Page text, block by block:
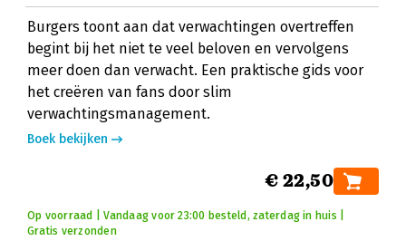
Burgers toont aan dat verwachtingen overtreffen
begint bij het niet te veel beloven en vervolgens
meer doen dan verwacht. Een praktische gids voor
het creëren van fans door slim
verwachtingsmanagement.
Boek bekijken
€ 22,50
Op voorraad | Vandaag voor 23:00 besteld, zaterdag in huis |
Gratis verzonden